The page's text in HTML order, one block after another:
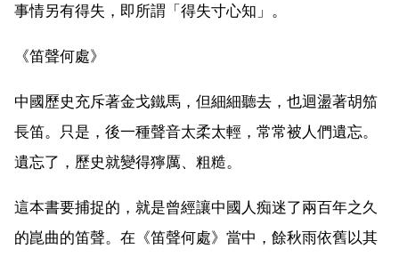
事情另有得失，即所謂「得失寸心知」。
《笛聲何處》
中國歷史充斥著金戈鐵馬，但細細聽去，也迴盪著胡笳
長笛。只是，後一種聲音太柔太輕，常常被人們遺忘。
遺忘了，歷史就變得獰厲、粗糙。
這本書要捕捉的，就是曾經讓中國人痴迷了兩百年之久
的崑曲的笛聲。在《笛聲何處》當中，餘秋雨依舊以其